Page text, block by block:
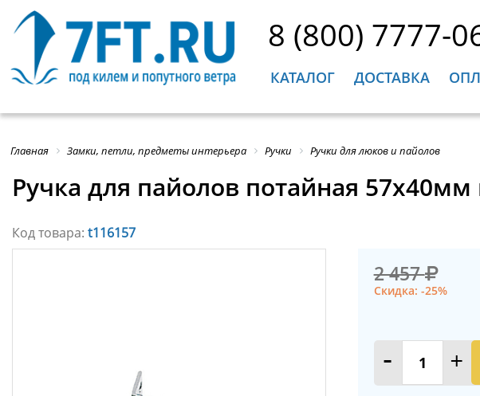
8 (800) 7777-
КАТАЛОГ ДОСТАВКА
Главная Замки, петли, предметы интерьера Ручки Ручки для люков и пайолов
Ручка для пайолов потайная
Код товара: t116157
2 457
Скидка: -25%
- +